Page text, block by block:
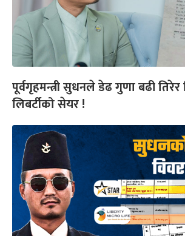
पूर्वगृहमन्त्री सुधनले डेढ गुणा बढी तिरेर
लिबर्टीको सेयर !